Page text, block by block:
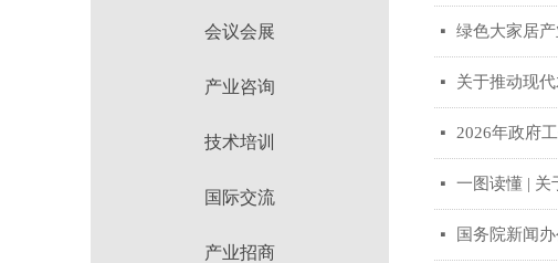
넷 绿色大家居
넷 关于推动现
넷 2026年政府
넷 一图读懂 | 关
넷 国务院新闻
会议会展
产业咨询
技术培训
国际交流
产业招商